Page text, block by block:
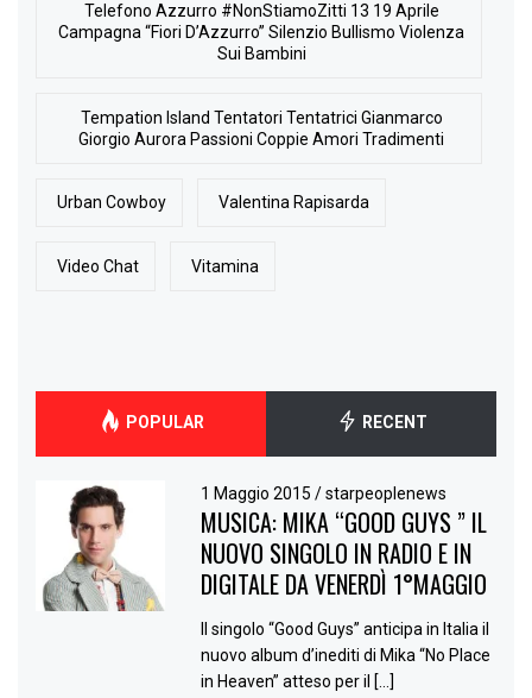
Telefono Azzurro #NonStiamoZitti 13 19 Aprile
Campagna “Fiori D’Azzurro” Silenzio Bullismo Violenza
Sui Bambini
Tempation Island Tentatori Tentatrici Gianmarco
Giorgio Aurora Passioni Coppie Amori Tradimenti
Urban Cowboy Valentina Rapisarda
Video Chat Vitamina
POPULAR RECENT
1 Maggio 2015/ starpeoplenews
MUSICA: MIKA “GOOD GUYS ” IL
NUOVO SINGOLO IN RADIO E IN
DIGITALE DA VENERDÌ 1°MAGGIO
Il singolo “Good Guys” anticipa in Italia il
nuovo album d’inediti di Mika “No Place
in Heaven” atteso per il […]